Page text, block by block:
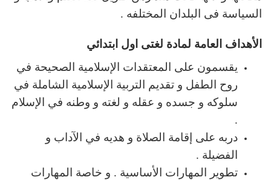
السياسة فى البلدان المختلفه .
الأهداف العامة لمادة لغتى اول ابتدائي
يقسمون على المعتقدات الإسلامية الصحيحة في
روح الطفل و تقديم التربية الإسلامية الشاملة في
سلوكه و جسده و عقله و لغته و وطنه في الإسلام
.
دربه على إقامة الصلاة و هديه في الآداب و
الفضيلة .
تطوير المهارات الأساسية . و خاصة المهارات